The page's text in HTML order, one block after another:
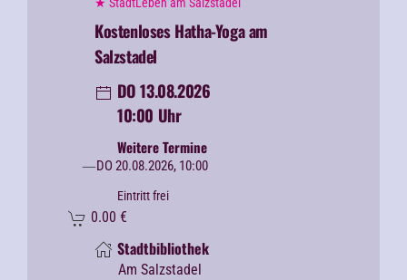
★ StadtLeben am Salzstadel
Kostenloses Hatha-Yoga am
Salzstadel
DO 13.08.2026
10:00 Uhr
Weitere Termine
DO 20.08.2026, 10:00
Eintritt frei
0.00 €
Stadtbibliothek
Am Salzstadel